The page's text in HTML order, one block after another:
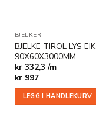
BJELKER
BJELKE TIROL LYS EIK
90X60X3000MM
kr 332,3 /m
kr997
LEGG I HANDLEKURV